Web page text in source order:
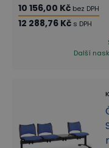
10 156,00 Kč bez DPH
12 288,76 Kč s DPH
Další